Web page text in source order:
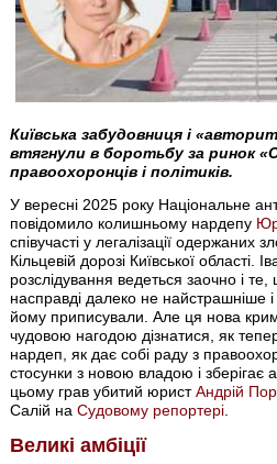
Київська забудовниця і
втягнули в боротьбу за ринок
правоохоронців і політиків.
У вересні 2025 року Національне
повідомило колишньому нардепу
співучасті у легалізації
Кільцевій дорозі Київської
розслідування ведеться заочно і
насправді далеко не найстрашніше
йому приписували. Але ця нова
чудовою нагодою дізнатися, як
нардеп, як дає собі раду з
стосунки з новою владою і зберігає
цьому грав убитий юристАндрій
Салій наСудовому репортері
Великі амбіції